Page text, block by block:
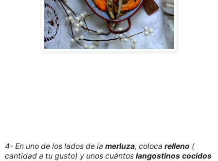
4- En uno de los lados de la merluza, coloca relleno (
cantidad a tu gusto) y unos cuántos langostinos cocidos